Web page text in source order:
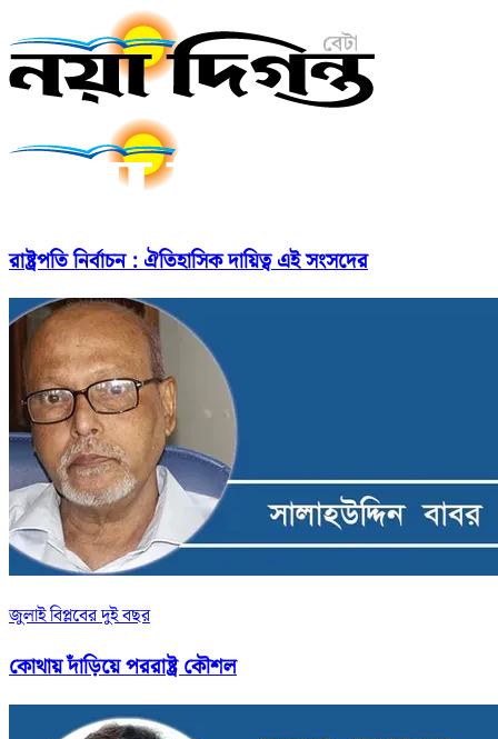
রাষ্ট্রপতি নির্বাচন : ঐতিহাসিক দায়িত্ব এই সংসদের
জুলাই বিপ্লবের দুই বছর
কোথায় দাঁড়িয়ে পররাষ্ট্র কৌশল